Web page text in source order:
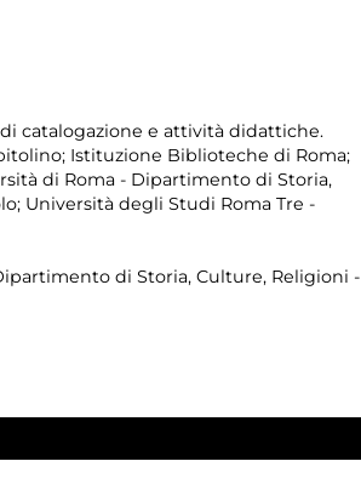
catalogazione e attività didattiche.
Istituzione Biblioteche di Roma;
di Roma - Dipartimento di Storia,
Università degli Studi Roma Tre -
di Storia, Culture, Religioni -